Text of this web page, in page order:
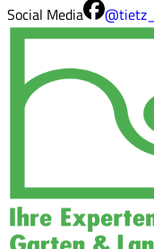
Social Media